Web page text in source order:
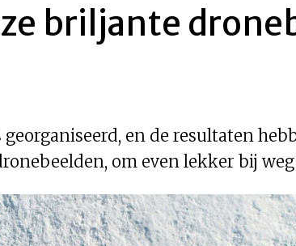
briljante
en de resultaten
om even lekker bij